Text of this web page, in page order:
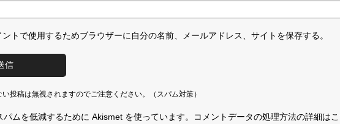
ントで使用するためブラウザーに自分の名前、メールアドレス、サイトを保存する。
投稿は無視されますのでご注意ください。（スパム対策）
パムを低減するために Akismet を使っています。 コメントデータの処理方法の詳細は